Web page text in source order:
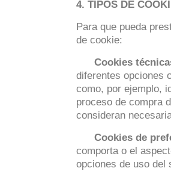
4. TIPOS DE
Para que pueda
de cookie:
Cookies
diferentes opciones
como, por ejemplo,
proceso de compra
consideran
Cookies de
comporta o el
opciones de uso del